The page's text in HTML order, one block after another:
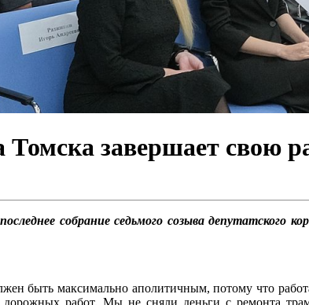
завершает свою
собрание седьмого созыва депутатского
быть максимально аполитичным, потому что
работ. Мы не сняли деньги с ремонта